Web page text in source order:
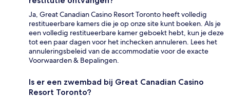
Ja, Great Canadian Casino Resort Toronto heeft volledig
restitueerbare kamers die je op onze site kunt boeken. Als je
een volledig restitueerbare kamer geboekt hebt, kun je deze
tot een paar dagen voor het inchecken annuleren. Lees het
annuleringsbeleid van de accommodatie voor de exacte
Voorwaarden & Bepalingen.
Is er een zwembad bij Great Canadian Casino
Resort Toronto?